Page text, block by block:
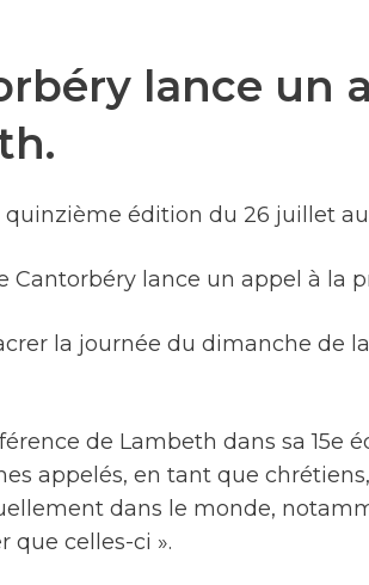
lance un
édition du 26 juillet
Cantorbéry lance un appel à
la journée du dimanche de
de Lambeth dans sa
appelés, en tant que
dans le monde,
que celles-ci ».